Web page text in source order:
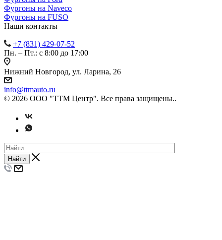
Фургоны на Naveco
Фургоны на FUSO
Наши контакты
+7 (831) 429-07-52
Пн. – Пт.: с 8:00 до 17:00
Нижний Новгород, ул. Ларина, 26
info@ttmauto.ru
© 2026 ООО "ТТМ Центр". Все права защищены..
Найти